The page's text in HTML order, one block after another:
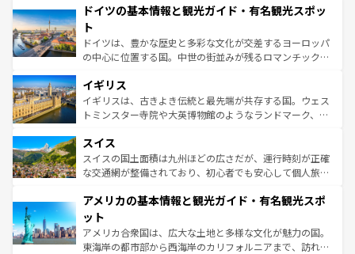
せる。地方によって風土や気候が異なるスペインはその個
ンテンツ一覧 を参照してほしい。
で、幅広い魅力が詰まっている。華麗な宮殿、歴史的な大
聖堂、美しいビーチ、そして豊かな自然が、訪れる者を心
から魅了する。また、フランスは美食の国としても知ら
れ、フランス料理はユネスコ無形文化遺産にも登録されて
香り高いラベンダー畑など、多彩な楽しみ方が可能だ。さ
らに、パリ以外の地域にも魅力が溢れており、どの街角に
も豊かな歴史と文化が息づいている。パリ以外の個性あふ
を参照してほしい。
ドイツの基本情報と観光ガイド・有名観光スポッ
ト
ドイツは、豊かな歴史と多彩な文化が交差するヨーロッパ
の中心に位置する国。中世の街並みが残るロマンチック街
顔を持つこの国は、どこを歩いても飽きることがない。ベ
ルリンの文化的活気、バイエルン州のアルプスの絶景、そ
してライン川沿いのワイン畑といった風景は必見。ビール
は、お酒好きな人にはぜひ体験してほしい。 なお、新着の
ドイツ情報はコンテンツ一覧を参照してほしい。
イギリス
イギリスは、古きよき伝統と最先端が共存する国。ウェス
トミンスター寺院や大英博物館のようなランドマーク、歴
リアごとに異なる魅力がある。また、優雅なアフタヌーン
ティー、ビール好きにはたまらない英国パブ、サッカー観
戦など、本場だからこそできる体験も豊富。イギリスを旅
ンツ一覧を参照してほしい。
スイス
スイスの国土面積は九州ほどの広さだが、運行時刻が正確
な交通網が整備されており、初心者でも安心して個人旅行
の建物がそのまま残る町や、スイスならではのユニークな
博物館もあり、アルプス観光だけでなく町歩きも満喫する
ことができる。国民の所得が高いため物価も高いが、旅行
者向けの交通パス提供のサービスもあり、うまく活用すれ
アメリカの基本情報と観光ガイド・有名観光スポ
ット
アメリカ合衆国は、広大な土地と多様な文化が魅力の国。
東海岸の都市部から西海岸のカリフォルニアまで、訪れる